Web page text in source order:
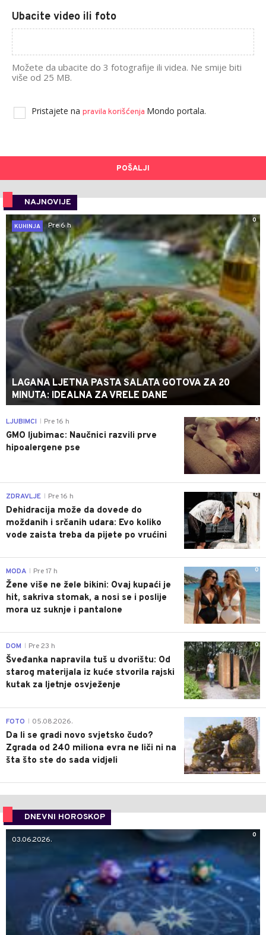
Ubacite video ili foto
Možete da ubacite do 3 fotografije ili videa. Ne smije biti
više od 25 MB.
Pristajete na pravila korišćenja Mondo portala.
POŠALJI
NAJNOVIJE
0
KUHINJA
Pre 6 h
LAGANA LJETNA PASTA SALATA GOTOVA ZA 20
MINUTA: IDEALNA ZA VRELE DANE
0
LJUBIMCI Pre 16 h
GMO ljubimac: Naučnici razvili prve
hipoalergene pse
0
ZDRAVLJE Pre 16 h
Dehidracija može da dovede do
moždanih i srčanih udara: Evo koliko
vode zaista treba da pijete po vrućini
0
MODA Pre 17 h
Žene više ne žele bikini: Ovaj kupaći je
hit, sakriva stomak, a nosi se i poslije
mora uz suknje i pantalone
0
DOM Pre 23 h
Šveđanka napravila tuš u dvorištu: Od
starog materijala iz kuće stvorila rajski
kutak za ljetnje osvježenje
0
FOTO 05.08.2026.
Da li se gradi novo svjetsko čudo?
Zgrada od 240 miliona evra ne liči ni na
šta što ste do sada vidjeli
DNEVNI HOROSKOP
0
03.06.2026.